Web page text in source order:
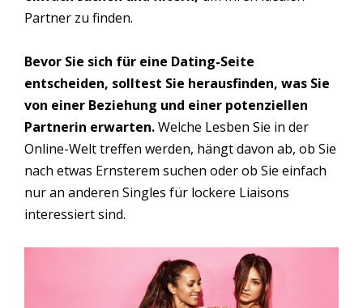
Partner zu finden.
Bevor Sie sich für eine Dating-Seite
entscheiden, solltest Sie herausfinden, was Sie
von einer Beziehung und einer potenziellen
Partnerin erwarten.Welche Lesben Sie in der
Online-Welt treffen werden, hängt davon ab, ob Sie
nach etwas Ernsterem suchen oder ob Sie einfach
nur an anderen Singles für lockere Liaisons
interessiert sind.